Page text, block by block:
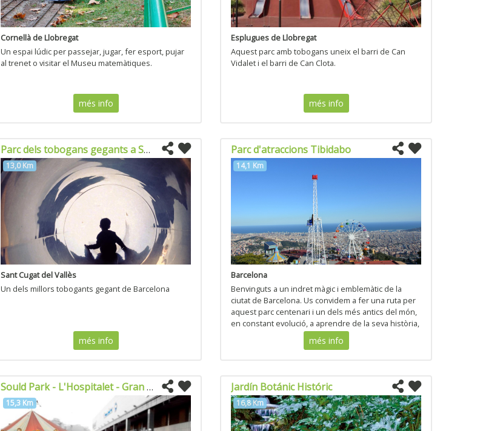
Cornellà de Llobregat
Un espai lúdic per passejar, jugar, fer esport, pujar
al trenet o visitar el Museu matemàtiques.
més info
Esplugues de Llobregat
Aquest parc amb tobogans uneix el barri de Can
Vidalet i el barri de Can Clota.
més info
Parc dels tobogans gegants a Sant Cugat del Valles
13,0 Km
Sant Cugat del Vallès
Un dels millors tobogants gegant de Barcelona
més info
Parc d'atraccions Tibidabo
14,1 Km
Barcelona
Benvinguts a un indret màgic i emblemàtic de la
ciutat de Barcelona. Us convidem a fer una ruta per
aquest parc centenari i un dels més antics del món,
en constant evolució, a aprendre de la seva història,
a conèixer l’encant dels seus espais...
més info
Sould Park - L'Hospitalet - Gran Vía 2
15,3 Km
Jardín Botánic Históric
16,8 Km